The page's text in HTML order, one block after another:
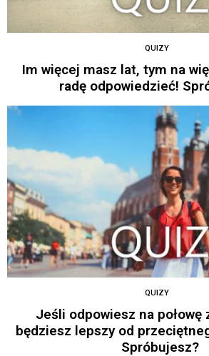
QUIZY
Im więcej masz lat, tym na
radę odpowiedzieć!
QUIZY
Jeśli odpowiesz na połowę
będziesz lepszy od
Spróbujesz?